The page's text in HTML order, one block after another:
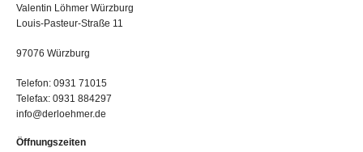
Valentin Löhmer Würzburg
Louis-Pasteur-Straße 11
97076 Würzburg
Telefon: 0931 71015
Telefax: 0931 884297
info@derloehmer.de
Öffnungszeiten